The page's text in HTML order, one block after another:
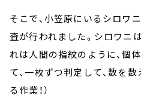
そこで、小笠原にいるシロワ
査が行われました。シロワニ
れは人間の指紋のように、個
て、一枚ずつ判定して、数を数
る作業！）